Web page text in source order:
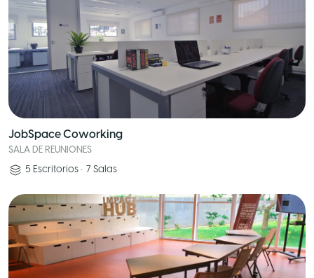
JobSpace Coworking
SALA DE REUNIONES
5 Escritorios • 7 Salas